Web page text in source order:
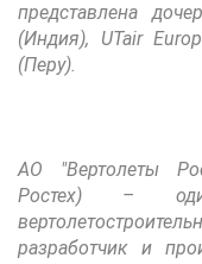
представлена
(Индия), UTair
(Перу).
АО "Вертолеты
Ростех) –
разработчик и